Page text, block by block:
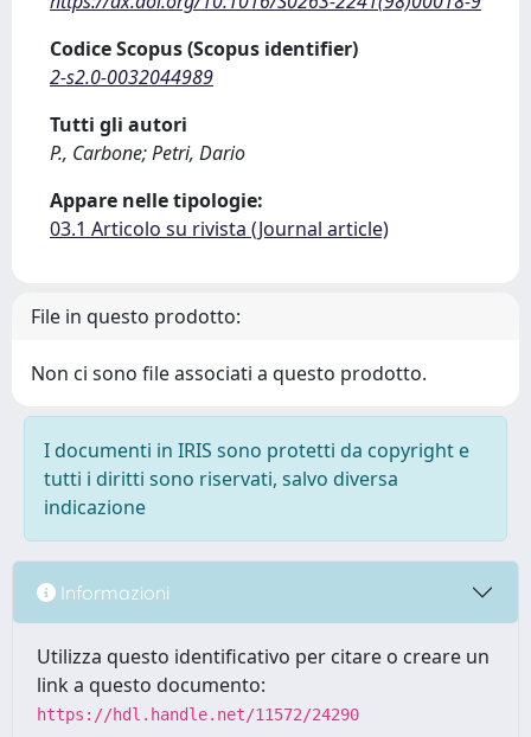
Codice Scopus (Scopus identifier)
2-s2.0-0032044989
Tutti gli autori
P., Carbone; Petri, Dario
Appare nelle tipologie:
03.1 Articolo su rivista (Journal article)
File in questo prodotto:
Non ci sono file associati a questo prodotto.
I documenti in IRIS sono protetti da copyright e
tutti i diritti sono riservati, salvo diversa
indicazione
Informazioni
Utilizza questo identificativo per citare o creare un
link a questo documento:
https://hdl.handle.net/11572/24290